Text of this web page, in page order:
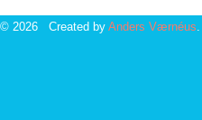
© 2026 Created by Anders Værnéus